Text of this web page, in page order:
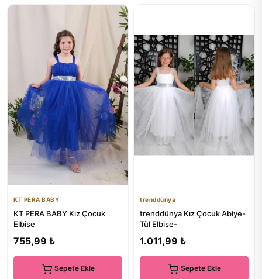
KT PERA BABY
KT PERA BABY Kız Çocuk
Elbise
755,99 ₺
Sepete Ekle
trenddünya
trenddünya Kız Çocuk Abiye-
Tül Elbise-
1.011,99 ₺
Sepete Ekle